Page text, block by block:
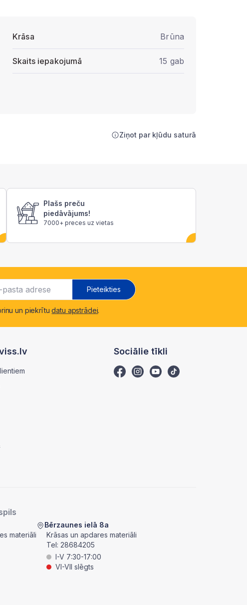
Krāsa Brūna
Skaits iepakojumā 15 gab
Ziņot par kļūdu saturā
Plašs preču
piedāvājums!
7000+ preces uz vietas
Pieteikties
un piekrītudatu apstrādei.
Sociālie tīkli
materiāli
Bērzaunes ielā 8a
Krāsas un apdares materiāli
Tel: 28684205
I-V 7:30-17:00
VI-VII slēgts